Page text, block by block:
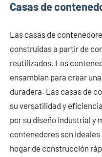
Casas de
Las casas de
construidas a partir de
reutilizados. Los
ensamblan para crear
duradera. Las casas de
su versatilidad y
por su diseño industrial y
contenedores son
hogar de construcción